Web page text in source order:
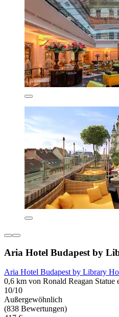
Aria Hotel Budapest by
Aria Hotel Budapest by Library
0,6 km von Ronald Reagan Statue
10/10
Außergewöhnlich
(838 Bewertungen)